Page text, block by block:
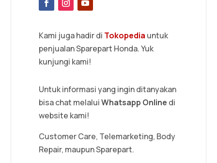
Kami juga hadir di Tokopedia untuk
penjualan Sparepart Honda. Yuk
kunjungi kami!
Untuk informasi yang ingin ditanyakan
bisa chat melaluiWhatsapp Online di
website kami!
Customer Care, Telemarketing, Body
Repair, maupun Sparepart.